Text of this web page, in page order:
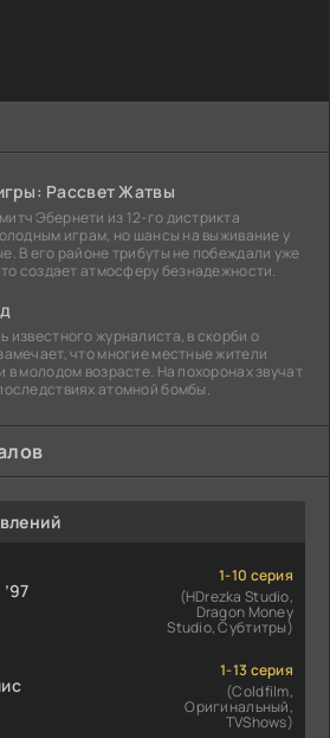
Рассвет Жатвы
Эбернети из 12-го дистрикта
играм, но шансы на выживание у
В его районе трибуты не побеждали уже
создает атмосферу безнадежности.
известного журналиста, в скорби о
что многие местные жители
в молодом возрасте. На похоронах звучат
атомной бомбы.
1-10 серия
(HDrezka Studio,
Dragon Money
Studio, Субтитры)
1-13 серия
(Coldfilm,
Оригинальный,
TVShows)